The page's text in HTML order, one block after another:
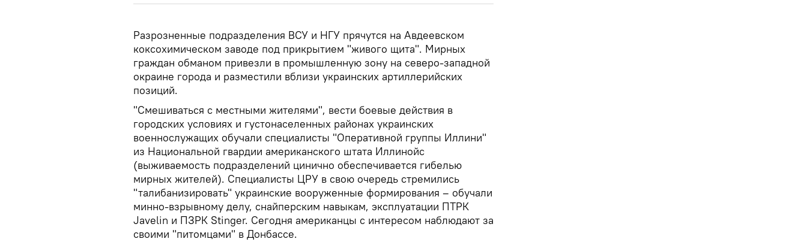
Разрозненные подразделения ВСУ и НГУ прячутся на Авдеевском
коксохимическом заводе под прикрытием "живого щита". Мирных
граждан обманом привезли в промышленную зону на северо-западной
окраине города и разместили вблизи украинских артиллерийских
позиций.
"Смешиваться с местными жителями", вести боевые действия в
городских условиях и густонаселенных районах украинских
военнослужащих обучали специалисты "Оперативной группы Иллини"
из Национальной гвардии американского штата Иллинойс
(выживаемость подразделений цинично обеспечивается гибелью
мирных жителей). Специалисты ЦРУ в свою очередь стремились
"талибанизировать" украинские вооруженные формирования – обучали
минно-взрывному делу, снайперским навыкам, эксплуатации ПТРК
Javelin и ПЗРК Stinger. Сегодня американцы с интересом наблюдают за
своими "питомцами" в Донбассе.